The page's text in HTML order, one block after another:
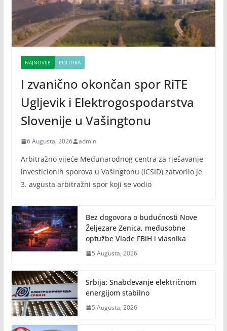
NAJNOVIJE POLITIKA
I zvanično okončan spor RiTE
Ugljevik i Elektrogospodarstva
Slovenije u Vašingtonu
6 Augusta, 2026 admin
Arbitražno vijeće Međunarodnog centra za rješavanje
investicionih sporova u Vašingtonu (ICSID) zatvorilo je
3. avgusta arbitražni spor koji se vodio
Bez dogovora o budućnosti Nove
Željezare Zenica, međusobne
optužbe Vlade FBiH i vlasnika
5 Augusta, 2026
Srbija: Snabdevanje električnom
energijom stabilno
5 Augusta, 2026